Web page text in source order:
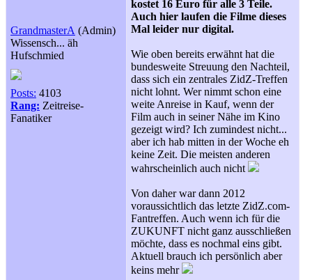
GrandmasterA (Admin)
Wissensch... äh
Hufschmied
Posts: 4103
Rang: Zeitreise-
Fanatiker
kostet 16 Euro für alle 3 Teile.
Auch hier laufen die Filme dieses
Mal leider nur digital.
Wie oben bereits erwähnt hat die
bundesweite Streuung den Nachteil,
dass sich ein zentrales ZidZ-Treffen
nicht lohnt. Wer nimmt schon eine
weite Anreise in Kauf, wenn der
Film auch in seiner Nähe im Kino
gezeigt wird? Ich zumindest nicht...
aber ich hab mitten in der Woche eh
keine Zeit. Die meisten anderen
wahrscheinlich auch nicht
Von daher war dann 2012
voraussichtlich das letzte ZidZ.com-
Fantreffen. Auch wenn ich für die
ZUKUNFT nicht ganz ausschließen
möchte, dass es nochmal eins gibt.
Aktuell brauch ich persönlich aber
keins mehr